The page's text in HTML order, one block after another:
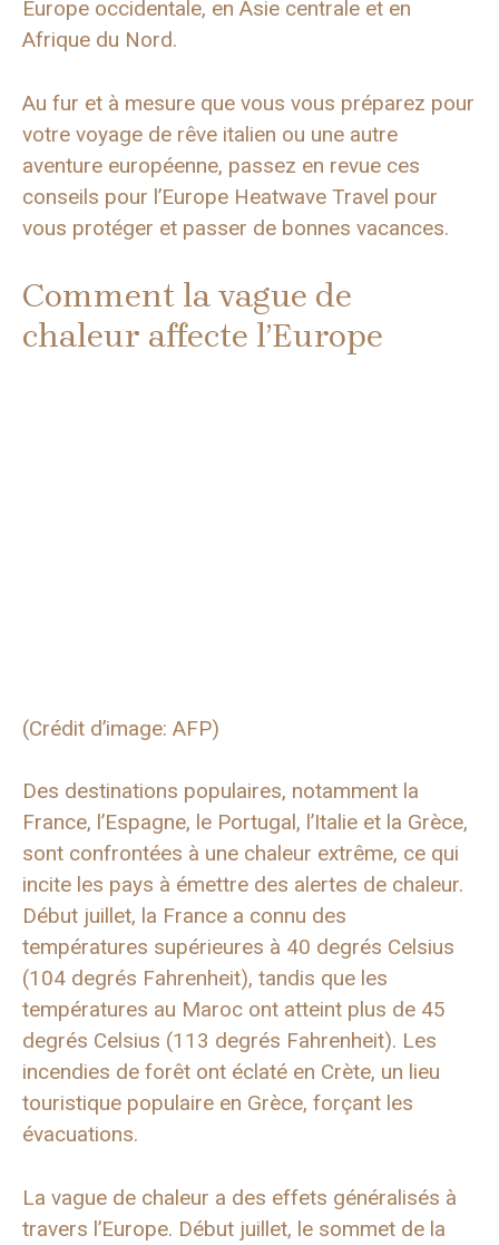
Europe occidentale, en Asie centrale et en
Afrique du Nord.
Au fur et à mesure que vous vous préparez pour
votre voyage de rêve italien ou une autre
aventure européenne, passez en revue ces
conseils pour l’Europe Heatwave Travel pour
vous protéger et passer de bonnes vacances.
Comment la vague de
chaleur affecte l’Europe
(Crédit d’image: AFP)
Des destinations populaires, notamment la
France, l’Espagne, le Portugal, l’Italie et la Grèce,
sont confrontées à une chaleur extrême, ce qui
incite les pays à émettre des alertes de chaleur.
Début juillet, la France a connu des
températures supérieures à 40 degrés Celsius
(104 degrés Fahrenheit), tandis que les
températures au Maroc ont atteint plus de 45
degrés Celsius (113 degrés Fahrenheit). Les
incendies de forêt ont éclaté en Crète, un lieu
touristique populaire en Grèce, forçant les
évacuations.
La vague de chaleur a des effets généralisés à
travers l’Europe. Début juillet, le sommet de la